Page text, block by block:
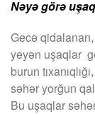
Nəyə görə
Gecə
yeyən uşaqlar
burun
səhər yorğun
Bu uşaqlar